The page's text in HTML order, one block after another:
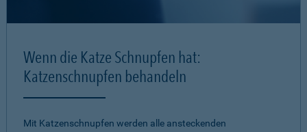
Wenn die Katze Schnupfen hat:
Katzenschnupfen behandeln
Mit Katzenschnupfen werden alle ansteckenden